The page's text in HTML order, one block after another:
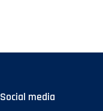
Social media